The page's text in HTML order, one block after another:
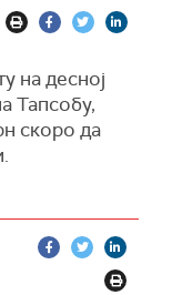
на десној
Тапсобу,
скоро да